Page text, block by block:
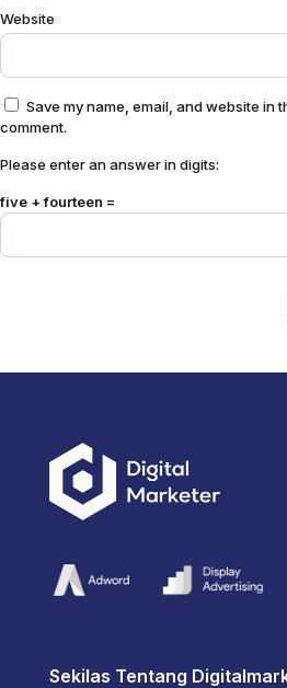
Website
Save my name, email, and website in
comment.
Please enter an answer in digits:
five + fourteen =
Sekilas Tentang